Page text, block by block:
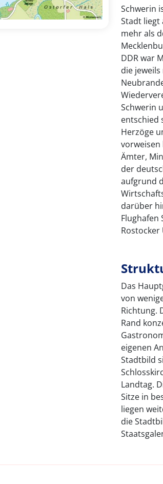
Schwerin
Stadt liegt
mehr als
DDR war
die
Schwerin
entschied
Herzöge
Ämter,
der
aufgrund
darüber
Flughafen
Das
von
Richtung.
Rand
eigenen
Stadtbild
Landtag.
Sitze in
liegen
die